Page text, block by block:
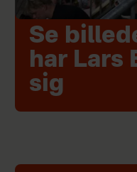
Se
har Lars
sig